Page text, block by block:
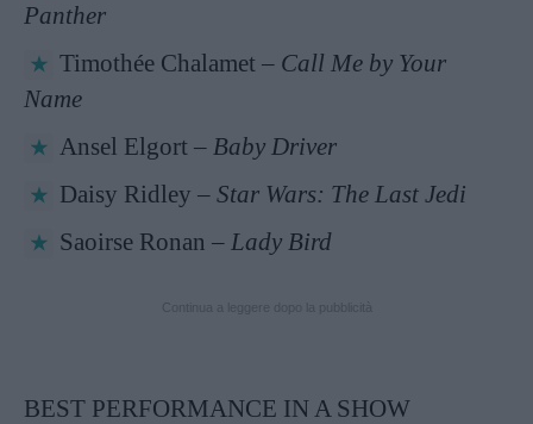
Panther
Timothée Chalamet – Call Me by Your
Name
Ansel Elgort – Baby Driver
Daisy Ridley – Star Wars: The Last Jedi
Saoirse Ronan – Lady Bird
BEST PERFORMANCE IN A SHOW